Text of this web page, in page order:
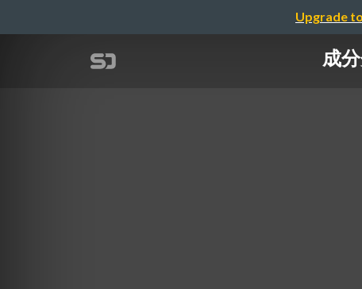
Upgrade
成